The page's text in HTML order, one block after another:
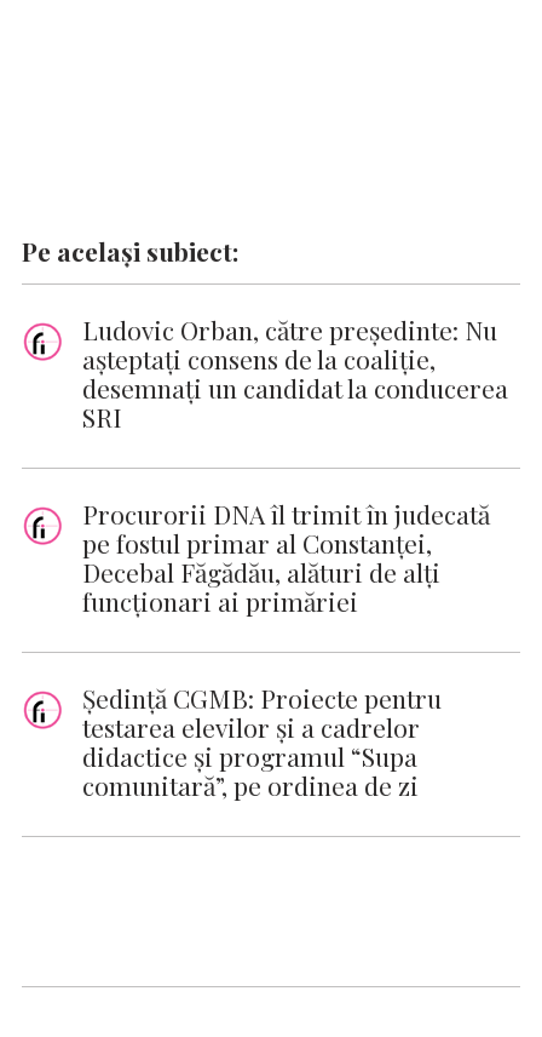
Pe același subiect:
Ludovic Orban, către preşedinte: Nu
aşteptaţi consens de la coaliţie,
desemnaţi un candidat la conducerea
SRI
Procurorii DNA îl trimit în judecată
pe fostul primar al Constanţei,
Decebal Făgădău, alături de alţi
funcţionari ai primăriei
Şedinţă CGMB: Proiecte pentru
testarea elevilor şi a cadrelor
didactice şi programul “Supa
comunitară”, pe ordinea de zi